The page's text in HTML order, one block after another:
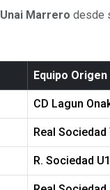
Unai Marrero desde
Equipo Origen
CD Lagun
Real Sociedad
R. Sociedad